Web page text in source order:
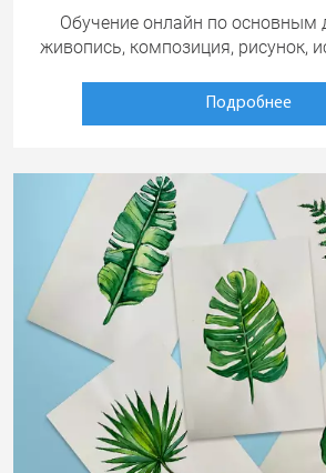
Обучение онлайн по основным
живопись, композиция, рисунок,
Подробнее